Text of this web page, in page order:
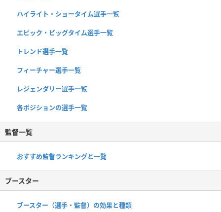
ハイライト・ショータイム選手一覧
エピック・ビッグタイム選手一覧
トレンド選手一覧
フィーチャー選手一覧
レジェンダリー選手一覧
各ポジションの選手一覧
監督一覧
おすすめ監督ランキングと一覧
ブースター
ブースター（選手・監督）の効果と種類